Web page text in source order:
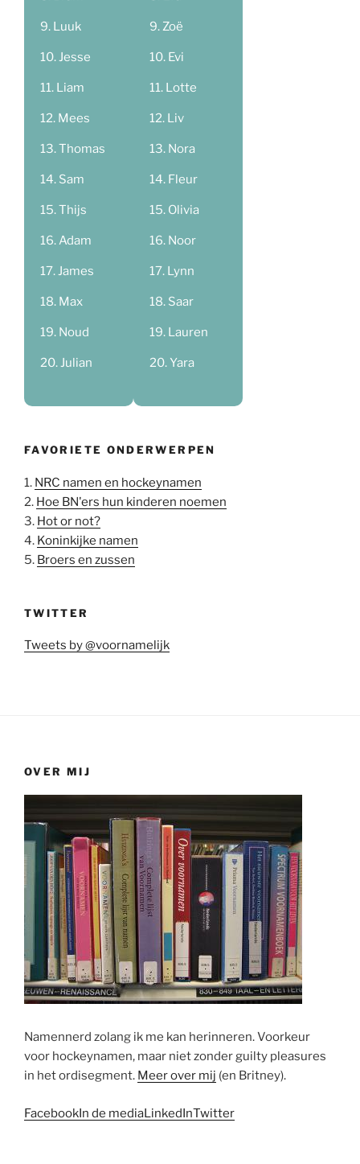
Luuk
Jesse
Liam
Mees
Thomas
Sam
Thijs
Adam
James
Max
Noud
Julian
Zoë
Evi
Lotte
Liv
Nora
Fleur
Olivia
Noor
Lynn
Saar
Lauren
Yara
FAVORIETE ONDERWERPEN
1. NRC namen en hockeynamen
2. Hoe BN'ers hun kinderen noemen
3. Hot or not?
4. Koninkijke namen
5. Broers en zussen
TWITTER
Tweets by @voornamelijk
OVER MIJ
Namennerd zolang ik me kan herinneren. Voorkeur
voor hockeynamen, maar niet zonder guilty pleasures
in het ordisegment. Meer over mij (en Britney).
FacebookIn de mediaLinkedInTwitter